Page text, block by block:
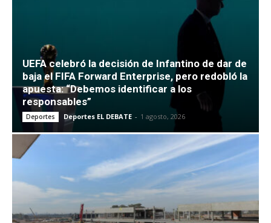
UEFA celebró la decisión de Infantino de dar de
baja el FIFA Forward Enterprise, pero redobló la
apuesta: “Debemos identificar a los
responsables”
Deportes Deportes EL DEBATE - 1 agosto, 2026